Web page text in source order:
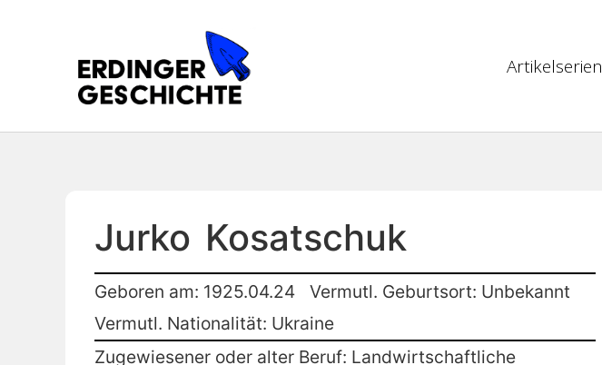
Artikelserien
Jurko Kosatschuk
Geboren am: 1925.04.24
Vermutl. Geburtsort: Unbekannt
Vermutl. Nationalität: Ukraine
Zugewiesener oder alter Beruf: Landwirtschaftliche